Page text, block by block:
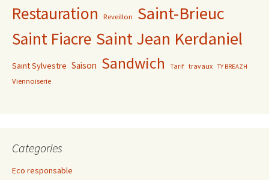
Restauration Reveillon Saint-Brieuc
Saint Fiacre Saint Jean Kerdaniel
Saint Sylvestre Saison Sandwich Tarif travaux TY BREAZH
Viennoiserie
Categories
Eco responsable